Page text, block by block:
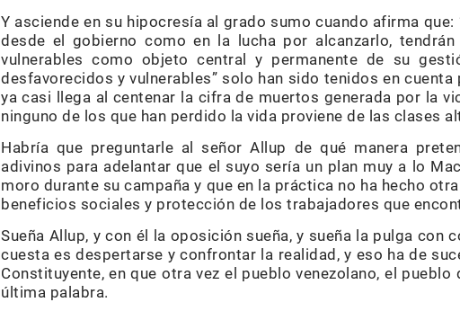
Y asciende en su hipocresía al grado sumo cuando afirma
desde el gobierno como en la lucha por alcanzarlo,
vulnerables como objeto central y permanente de su
desfavorecidos y vulnerables” solo han sido tenidos en
ya casi llega al centenar la cifra de muertos generada por la
ninguno de los que han perdido la vida proviene de las clases
Habría que preguntarle al señor Allup de qué manera
adivinos para adelantar que el suyo sería un plan muy a lo
moro durante su campaña y que en la práctica no ha hecho
beneficios sociales y protección de los trabajadores que
Sueña Allup, y con él la oposición sueña, y sueña la pulga con
cuesta es despertarse y confrontar la realidad, y eso ha de
Constituyente, en que otra vez el pueblo venezolano, el
última palabra.